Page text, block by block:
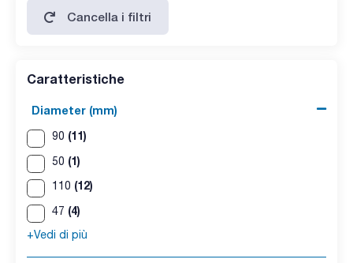
Cancella i filtri
Caratteristiche
Diameter (mm)
90 (11)
50 (1)
110 (12)
47 (4)
+Vedi di più